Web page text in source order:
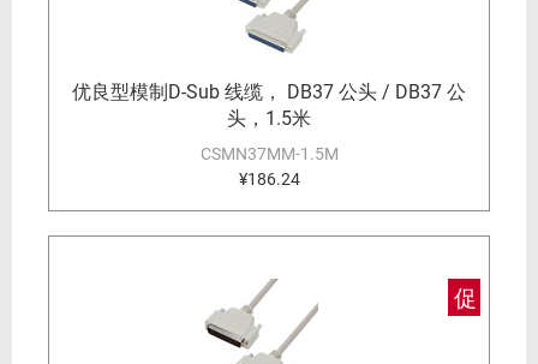
优良型模制D-Sub 线缆， DB37 公头 / DB37 公
头，1.5米
CSMN37MM-1.5M
¥186.24
促